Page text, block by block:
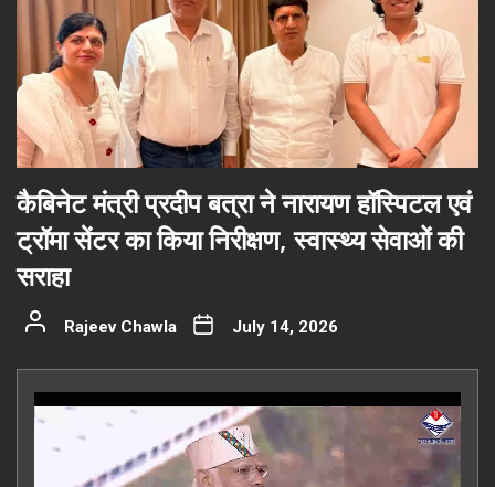
कैबिनेट मंत्री प्रदीप बत्रा ने नारायण हॉस्पिटल एवं
ट्रॉमा सेंटर का किया निरीक्षण, स्वास्थ्य सेवाओं की
सराहा
Rajeev Chawla July 14, 2026